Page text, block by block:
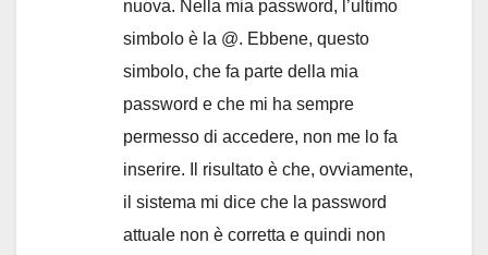
nuova. Nella mia password, l’ultimo
simbolo è la @. Ebbene, questo
simbolo, che fa parte della mia
password e che mi ha sempre
permesso di accedere, non me lo fa
inserire. Il risultato è che, ovviamente,
il sistema mi dice che la password
attuale non è corretta e quindi non